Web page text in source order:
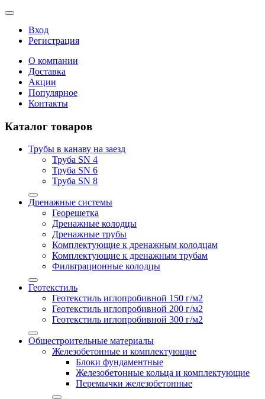
Вход
Регистрация
О компании
Доставка
Акции
Популярное
Контакты
Каталог товаров
Трубы в канаву на заезд
Труба SN 4
Труба SN 6
Труба SN 8
Дренажные системы
Георешетка
Дренажные колодцы
Дренажные трубы
Комплектующие к дренажным колодцам
Комплектующие к дренажным трубам
Фильтрационные колодцы
Геотекстиль
Геотекстиль иглопробивной 150 г/м2
Геотекстиль иглопробивной 200 г/м2
Геотекстиль иглопробивной 300 г/м2
Общестроительные материалы
Железобетонные и комплектующие
Блоки фундаментные
Железобетонные кольца и комплектующие
Перемычки железобетонные